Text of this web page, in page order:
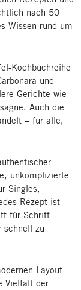
nach 50
Wissen rund um
Kochbuchreihe
und
Gerichte wie
Auch die
– für alle,
unkomplizierte
Singles,
Rezept ist
für-Schritt-
schnell zu
Layout –
Vielfalt der